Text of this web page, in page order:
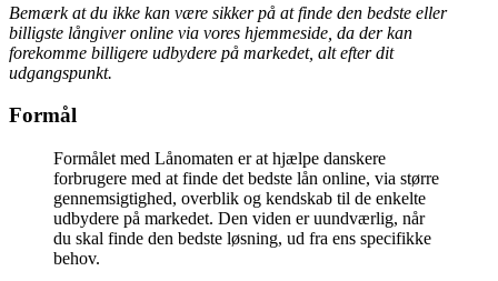
Bemærk at du ikke kan være sikker på at finde den bedste eller
billigste långiver online via vores hjemmeside, da der kan
forekomme billigere udbydere på markedet, alt efter dit
udgangspunkt.
Formål
Formålet med Lånomaten er at hjælpe danskere
forbrugere med at finde det bedste lån online, via større
gennemsigtighed, overblik og kendskab til de enkelte
udbydere på markedet. Den viden er uundværlig, når
du skal finde den bedste løsning, ud fra ens specifikke
behov.